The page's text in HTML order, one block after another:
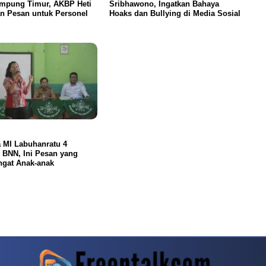
Timur, AKBP Heti
Pesan untuk Personel
Sribhawono, Ingatkan Bahaya
Hoaks dan Bullying di Media Sosial
MI Labuhanratu 4
BNN, Ini Pesan yang
Anak-anak
Ways Ke Level Berikutnya Banyak Pemain Mulai Mengulas Kembali